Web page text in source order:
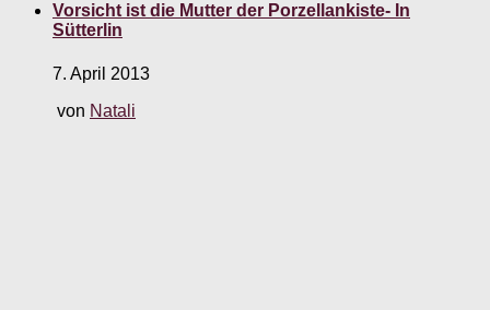
Vorsicht ist die Mutter der Porzellankiste- In
Sütterlin
7. April 2013
von Natali